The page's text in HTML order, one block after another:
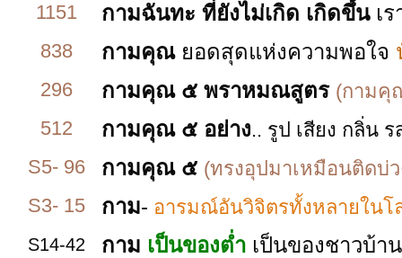
1151
กามฉันทะ ที่ยังไม่เกิด เกิดขึ้นเร
838 กามคุณ ยอดสุดแห่งความพอใจ
296 กามคุณ ๕ พราหมณสูตร (กามคุ
512
กามคุณ ๕ อย่าง.. รูป เสียง กลิ่น
S5- 96
กามคุณ ๕ (ทรงอุปมาเหมือนติดบ่
S3- 15
กาม- อารมณ์อันวิจิตรทั้งหลายใน
S14-42 กาม เป็นของต่ำ เป็นของชาวบ้า